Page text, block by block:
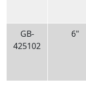
GB-
425102
6"